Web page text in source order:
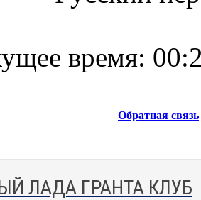
время:
Обратная связь
ЛАДА ГРАНТА КЛУБ